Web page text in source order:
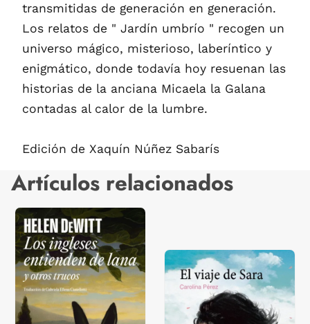
transmitidas de generación en generación.
Los relatos de " Jardín umbrío " recogen un
universo mágico, misterioso, laberíntico y
enigmático, donde todavía hoy resuenan las
historias de la anciana Micaela la Galana
contadas al calor de la lumbre.
Edición de Xaquín Núñez Sabarís
Artículos relacionados